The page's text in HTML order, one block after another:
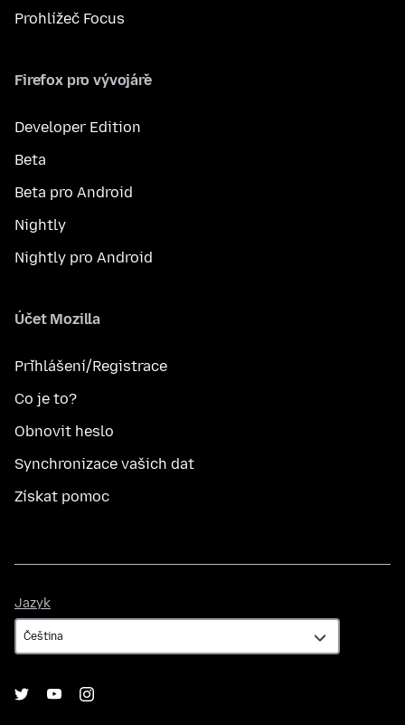
Prohlížeč Focus
Firefox pro vývojáře
Developer Edition
Beta
Beta pro Android
Nightly
Nightly pro Android
Účet Mozilla
Přihlášení/Registrace
Co je to?
Obnovit heslo
Synchronizace vašich dat
Získat pomoc
Jazyk